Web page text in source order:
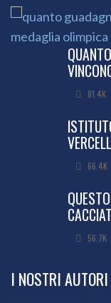
81.4K
66.4K
56.7K
I NOSTRI AUTORI